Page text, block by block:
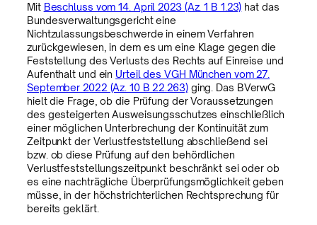
Mit Beschluss vom 14. April 2023 (Az. 1 B 1.23) hat das
Bundesverwaltungsgericht eine
Nichtzulassungsbeschwerde in einem Verfahren
zurückgewiesen, in dem es um eine Klage gegen die
Feststellung des Verlusts des Rechts auf Einreise und
Aufenthalt und ein Urteil des VGH München vom 27.
September 2022 (Az. 10 B 22.263)ging. Das BVerwG
hielt die Frage, ob die Prüfung der Voraussetzungen
des gesteigerten Ausweisungsschutzes einschließlich
einer möglichen Unterbrechung der Kontinuität zum
Zeitpunkt der Verlustfeststellung abschließend sei
bzw. ob diese Prüfung auf den behördlichen
Verlustfeststellungszeitpunkt beschränkt sei oder ob
es eine nachträgliche Überprüfungsmöglichkeit geben
müsse, in der höchstrichterlichen Rechtsprechung für
bereits geklärt.